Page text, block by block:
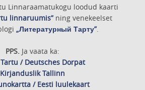
Linnaraamatukogu loodud kaarti
linnaruumis”ning venekeelset
„Литературный Тарту”.
PPS. Ja vaata ka:
Tartu / Deutsches Dorpat
Kirjanduslik Tallinn
/ Eesti luulekaart